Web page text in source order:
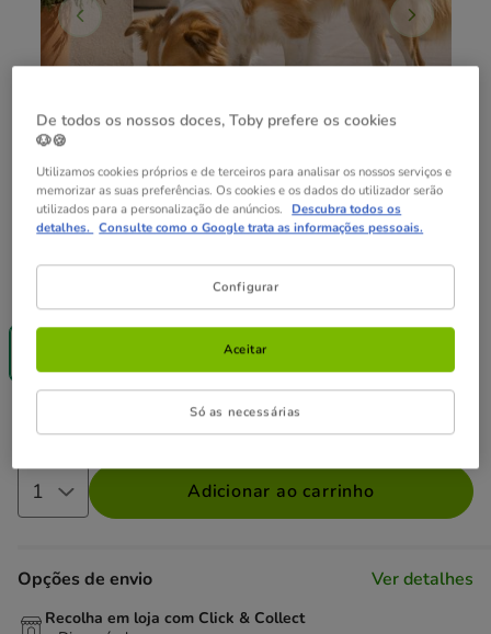
9.99€
Adicionar ao carrinho
Opções de envio Ver detalhes
Recolha em loja com Click & Collect
De todos os nossos doces, Toby prefere os cookies
🐶🍪
Utilizamos cookies próprios e de terceiros para analisar os nossos serviços e
memorizar as suas preferências. Os cookies e os dados do utilizador serão
utilizados para a personalização de anúncios. Descubra todos os
detalhes. Consulte como o Google trata as informações pessoais.
Configurar
Só as necessárias
Aceitar